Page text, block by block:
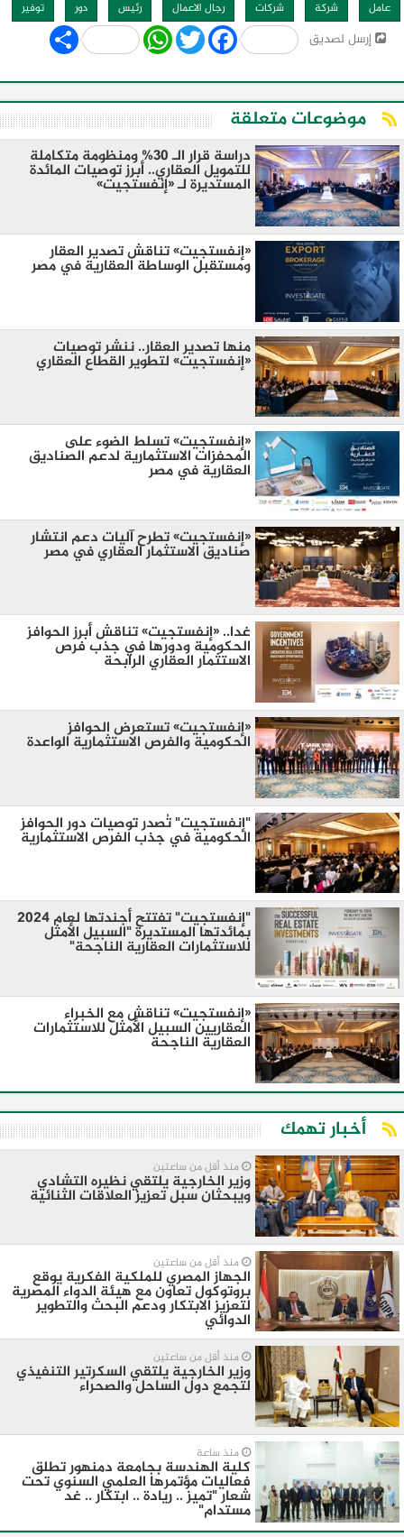
عامل شركة شركات رجال الاعمال رئيس دور توفير
إرسل لصديق Share WhatsApp
Twitter Facebook
موضوعات متعلقة
دراسة قرار الـ 30% ومنظومة متكاملة
للتمويل العقاري.. أبرز توصيات المائدة
المستديرة لـ «إنفستجيت»
«إنفستجيت» تناقش تصدير العقار
ومستقبل الوساطة العقارية في مصر
منها تصدير العقار.. ننشر توصيات
«إنفستجيت» لتطوير القطاع العقاري
«إنفستجيت» تسلط الضوء على
المحفزات الاستثمارية لدعم الصناديق
العقارية في مصر
«إنفستجيت» تطرح آليات دعم انتشار
صناديق الاستثمار العقاري في مصر
غدا.. «إنفستجيت» تناقش أبرز الحوافز
الحكومية ودورها في جذب فرص
الاستثمار العقاري الرابحة
«إنفستجيت» تستعرض الحوافز
الحكومية والفرص الاستثمارية الواعدة
"إنفستجيت" تُصدر توصيات دور الحوافز
الحكومية في جذب الفرص الاستثمارية
"إنفستجيت" تفتتح أجندتها لعام 2024
بمائدتها المستديرة "السبيل الأمثل
للاستثمارات العقارية الناجحة"
«إنفستجيت» تناقش مع الخبراء
العقاريين السبيل الأمثل للاستثمارات
العقارية الناجحة
أخبار تهمك
منذ أقل من ساعتين
وزير الخارجية يلتقي نظيره التشادي
ويبحثان سبل تعزيز العلاقات الثنائية
منذ أقل من ساعتين
الجهاز المصري للملكية الفكرية يوقع
بروتوكول تعاون مع هيئة الدواء المصرية
لتعزيز الابتكار ودعم البحث والتطوير
الدوائي
منذ أقل من ساعتين
وزير الخارجية يلتقي السكرتير التنفيذي
لتجمع دول الساحل والصحراء
منذ ساعة
كلية الهندسة بجامعة دمنهور تطلق
فعاليات مؤتمرها العلمي السنوي تحت
شعار "تميز .. ريادة .. ابتكار .. غد
مستدام"